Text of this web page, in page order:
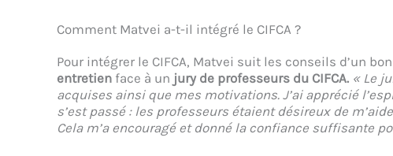
Comment Matvei a-t-il intégré le CIFCA ?
Pour intégrer le CIFCA, Matvei suit les conseils d’un
entretien face à un jury de professeurs du CIFCA. « Le
acquises ainsi que mes motivations. J’ai apprécié
s’est passé : les professeurs étaient désireux de
Cela m’a encouragé et donné la confiance suffisante